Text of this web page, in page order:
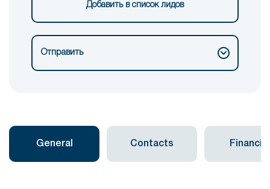
Добавить в список лидов
Отправить
General Contacts Financial